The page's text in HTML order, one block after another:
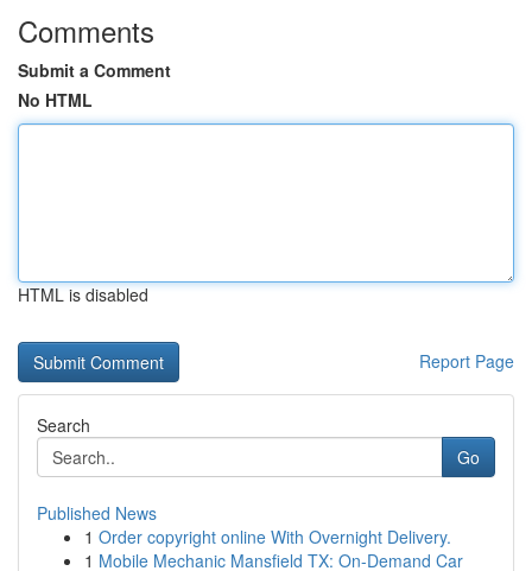
Comments
Submit a Comment
No HTML
HTML is disabled
Report Page
Search
Go
Published News
1 Order copyright online With Overnight Delivery.
1 Mobile Mechanic Mansfield TX: On-Demand Car